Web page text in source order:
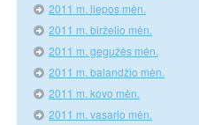
2011 m. liepos mėn.
2011 m. birželio mėn.
2011 m. gegužės mėn.
2011 m. balandžio mėn.
2011 m. kovo mėn.
2011 m. vasario mėn.